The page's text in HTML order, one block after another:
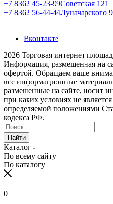
+7 8362 45-23-99Советская 121
+7 8362 56-44-44Луначарского
Вконтакте
2026 Торговая интернет
Информация, размещенная на
офертой. Обращаем ваше
все информационные
размещенные на сайте, носит
при каких условиях не
определяемой положениями
кодекса РФ.
Найти
Каталог
По всему сайту
По каталогу
0